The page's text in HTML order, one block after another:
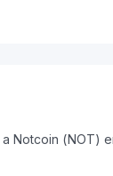
Notcoin (NOT)